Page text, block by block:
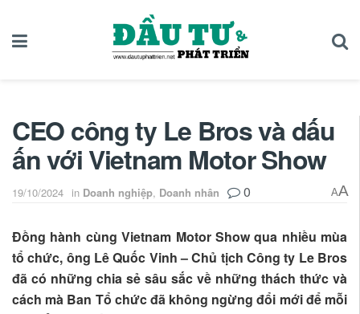
CEO công ty Le Bros và dấu
ấn với Vietnam Motor Show
19/10/2024 in Doanh nghiệp, Doanh nhân 0 AA
Đồng hành cùng Vietnam Motor Show qua nhiều mùa
tổ chức, ông Lê Quốc Vinh – Chủ tịch Công ty Le Bros
đã có những chia sẻ sâu sắc về những thách thức và
cách mà Ban Tổ chức đã không ngừng đổi mới để mỗi